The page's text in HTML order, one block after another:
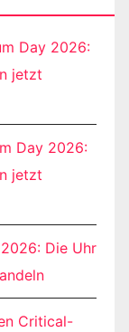
Day 2026:
jetzt
Day 2026:
jetzt
Die Uhr
Critical-